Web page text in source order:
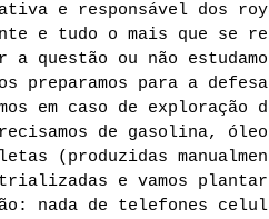
e responsável dos
e tudo o mais que se
a questão ou não
preparamos para a
em caso de
de gasolina,
(produzidas
e vamos
nada de telefones